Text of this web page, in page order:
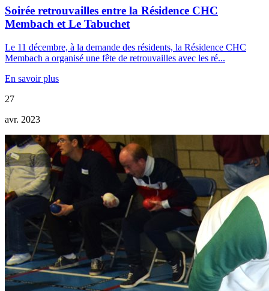
Soirée retrouvailles entre la Résidence CHC
Membach et Le Tabuchet
Le 11 décembre, à la demande des résidents, la Résidence CHC
Membach a organisé une fête de retrouvailles avec les ré...
En savoir plus
27
avr. 2023